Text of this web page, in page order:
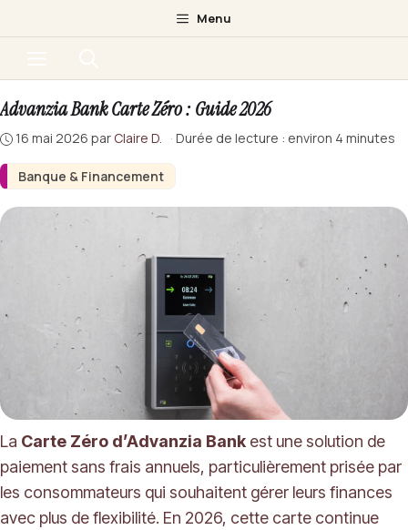
au
Menu
Banque & Financement
Advanzia Bank Carte Zéro : Guide 2026
16 mai 2026 par Claire D. · Durée de lecture : environ 4 minutes
La Carte Zéro d’Advanzia Bank est une solution de
paiement sans frais annuels, particulièrement prisée par
les consommateurs qui souhaitent gérer leurs finances
avec plus de flexibilité. En 2026, cette carte continue